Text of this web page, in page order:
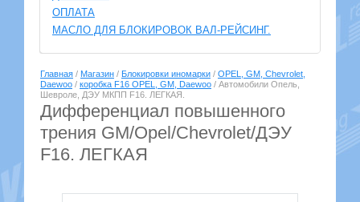
ОПЛАТА
МАСЛО ДЛЯ БЛОКИРОВОК ВАЛ-РЕЙСИНГ.
Главная / Магазин / Блокировки иномарки / OPEL, GM, Chevrolet,
Daewoo / коробка F16 OPEL, GM, Daewoo / Автомобили Опель,
Шевроле, ДЭУ МКПП F16. ЛЕГКАЯ.
Дифференциал повышенного
трения GM/Opel/Chevrolet/ДЭУ
F16. ЛЕГКАЯ